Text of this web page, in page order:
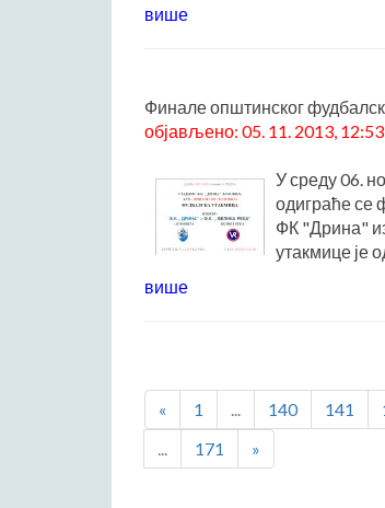
више
Финале општинског
објављено: 05. 11. 2013, 12:53
У среду 06.
одиграће се
ФК "Дрина"
утакмице је
више
« 1 ... 140 141
...
171 »